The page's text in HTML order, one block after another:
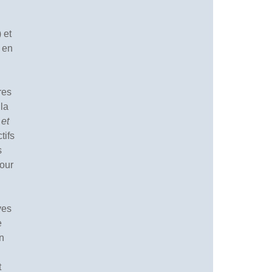
et
et